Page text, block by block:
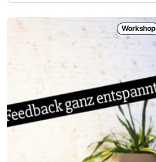
Workshop